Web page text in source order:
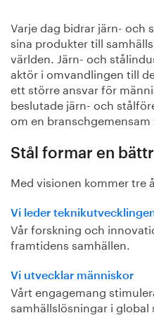
Varje dag bidrar järn- och
sina produkter till
världen. Järn- och
aktör i omvandlingen till
ett större ansvar för
beslutade järn- och
om en
Stål formar en
Med visionen kommer tre
Vi leder
Vår forskning och
framtidens samhällen.
Vi utvecklar människor
Vårt engagemang
samhällslösningar i global